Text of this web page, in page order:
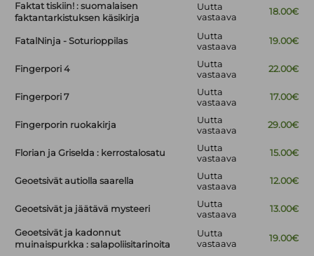
Faktat tiskiin! : suomalaisen
faktantarkistuksen käsikirja
Uutta
vastaava
18.00€
FatalNinja - Soturioppilas
Uutta
vastaava
19.00€
Fingerpori 4
Uutta
vastaava
22.00€
Fingerpori 7
Uutta
vastaava
17.00€
Fingerporin ruokakirja
Uutta
vastaava
29.00€
Florian ja Griselda : kerrostalosatu
Uutta
vastaava
15.00€
Geoetsivät autiolla saarella
Uutta
vastaava
12.00€
Geoetsivät ja jäätävä mysteeri
Uutta
vastaava
13.00€
Geoetsivät ja kadonnut
muinaispurkka : salapoliisitarinoita
Uutta
vastaava
19.00€